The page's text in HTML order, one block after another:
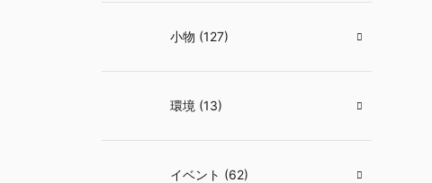
小物 (127)
環境 (13)
イベント (62)